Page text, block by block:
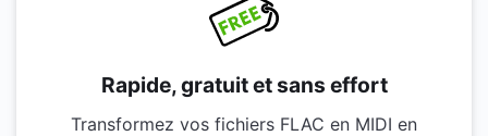
Rapide, gratuit et sans effort
Transformez vos fichiers FLAC en MIDI en